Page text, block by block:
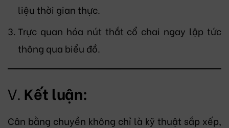
liệu thời gian thực.
Trực quan hóa nút thắt cổ chai ngay lập tức
thông qua biểu đồ.
V. Kết luận:
Cân bằng chuyền không chỉ là kỹ thuật sắp xếp,